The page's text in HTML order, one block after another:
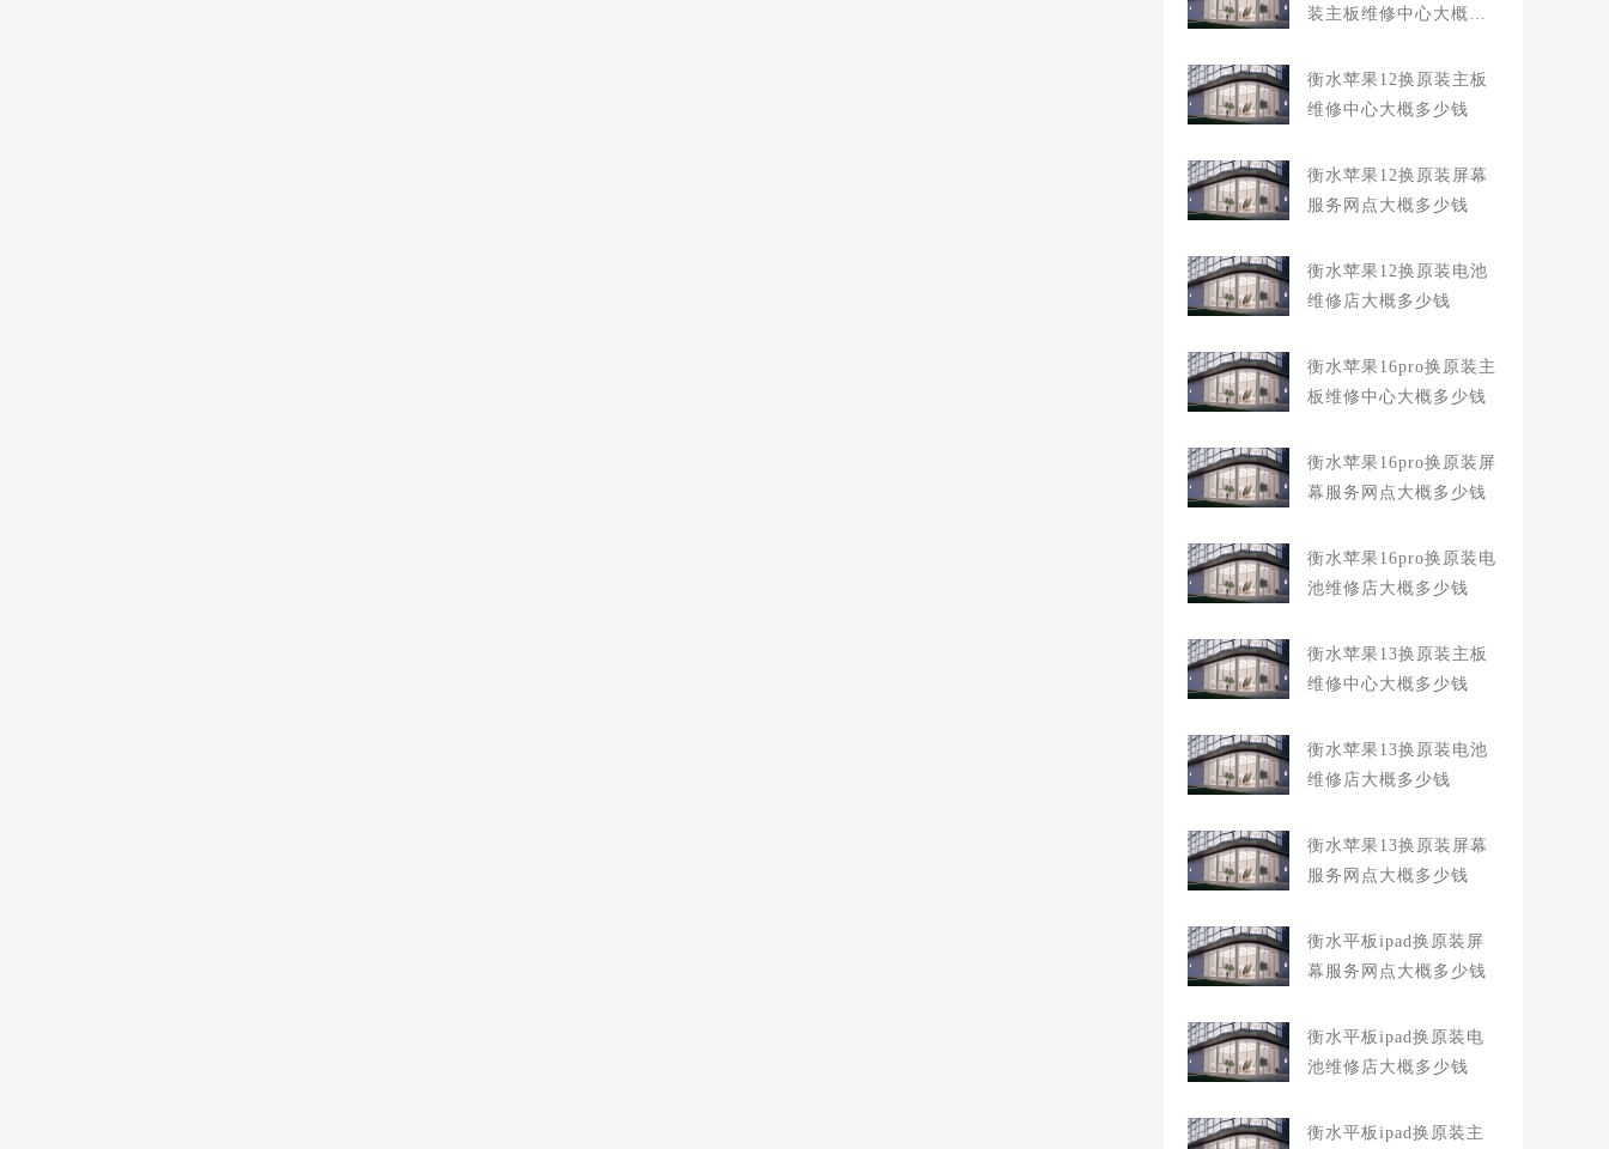
装主板维修中心大概多
衡水苹果12换原装主板
维修中心大概多少钱
衡水苹果12换原装屏幕
服务网点大概多少钱
衡水苹果12换原装电池
维修店大概多少钱
衡水苹果16pro换原装主
板维修中心大概多少钱
衡水苹果16pro换原装屏
幕服务网点大概多少钱
衡水苹果16pro换原装电
池维修店大概多少钱
衡水苹果13换原装主板
维修中心大概多少钱
衡水苹果13换原装电池
维修店大概多少钱
衡水苹果13换原装屏幕
服务网点大概多少钱
衡水平板ipad换原装屏
幕服务网点大概多少钱
衡水平板ipad换原装电
池维修店大概多少钱
衡水平板ipad换原装主